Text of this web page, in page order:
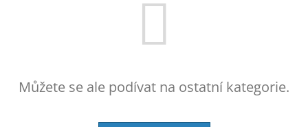
Můžete se ale podívat na ostatní kategorie.